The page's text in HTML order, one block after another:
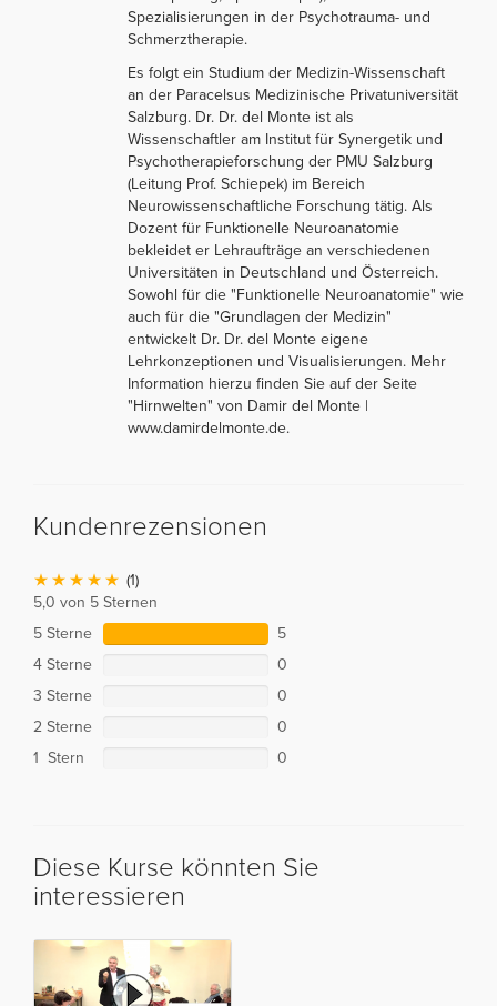
Spezialisierungen in der Psychotrauma- und
Schmerztherapie.
Es folgt ein Studium der Medizin-Wissenschaft
an der Paracelsus Medizinische Privatuniversität
Salzburg. Dr. Dr. del Monte ist als
Wissenschaftler am Institut für Synergetik und
Psychotherapieforschung der PMU Salzburg
(Leitung Prof. Schiepek) im Bereich
Neurowissenschaftliche Forschung tätig. Als
Dozent für Funktionelle Neuroanatomie
bekleidet er Lehraufträge an verschiedenen
Universitäten in Deutschland und Österreich.
Sowohl für die "Funktionelle Neuroanatomie" wie
auch für die "Grundlagen der Medizin"
entwickelt Dr. Dr. del Monte eigene
Lehrkonzeptionen und Visualisierungen. Mehr
Information hierzu finden Sie auf der Seite
"Hirnwelten" von Damir del Monte |
www.damirdelmonte.de.
Kundenrezensionen
(1)
5,0 von 5 Sternen
5 Sterne
5
4 Sterne
0
3 Sterne
0
2 Sterne
0
1 Stern
0
Diese Kurse könnten Sie
interessieren